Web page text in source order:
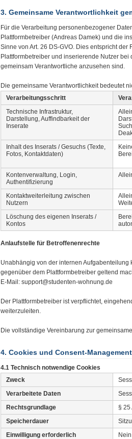
3. Gemeinsame Verantwortlichkeit
Für die Verarbeitung personenbezogener
Plattformbetreiber (Andreas Damek) und die
Sinne von Art. 26 DS-GVO. Dies entspricht
Plattformbetreiber und inserierende Nutzer
gemeinsam Verantwortliche anzusehen sind.
Die gemeinsame Verantwortlichkeit bedeutet
Verarbeitungsschritt
Technische Infrastruktur,
Darstellung, Auffindbarkeit der
Inserate
Inhalt des Inserats / Gesuchs (Texte,
Fotos, Kontaktdaten)
Kontenverwaltung, Login,
Authentifizierung
Kontaktweiterleitung zwischen
Nutzern
Löschung des eigenen Inserats /
Kontos
Anlaufstelle für Betroffenenrechte
Unabhängig von der internen
gegenüber dem Plattformbetreiber geltend
E-Mail: support@studenten-wohnung.de
Der Plattformbetreiber ist verpflichtet,
weiterzuleiten.
Die vollständige Vereinbarung zur
4. Cookies und Consent-Management
4.1 Technisch notwendige Cookies
Zweck
Verarbeitete Daten
Rechtsgrundlage
§ 25
Speicherdauer
Einwilligung erforderlich